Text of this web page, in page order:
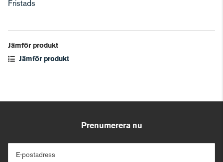
Fristads
Jämför produkt
Jämför produkt
Prenumerera nu
E-postadress